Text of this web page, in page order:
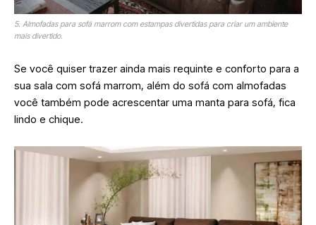
5. Almofadas para sofá marrom com estampas divertidas para criar um ambiente
mais divertido.
Se você quiser trazer ainda mais requinte e conforto para a
sua sala com sofá marrom, além do sofá com almofadas
você também pode acrescentar uma manta para sofá, fica
lindo e chique.